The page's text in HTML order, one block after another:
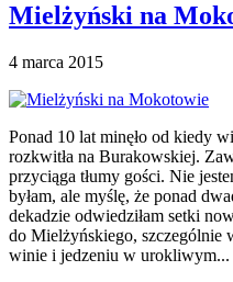
Mielżyński na
4 marca 2015
Ponad 10 lat minęło od kiedy
rozkwitła na Burakowskiej.
przyciąga tłumy gości. Nie
byłam, ale myślę, że ponad
dekadzie odwiedziłam setki
do Mielżyńskiego, szczególnie
winie i jedzeniu w urokliwym...